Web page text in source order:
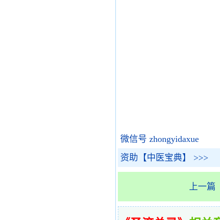
微信号 zhongyidaxue
资助【中医宝典】 >>>
上一篇